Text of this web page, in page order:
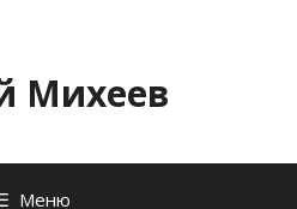
Михеев
Меню